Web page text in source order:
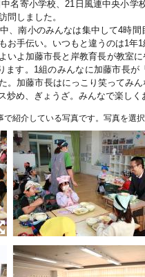
名寄小学校、21日風連中央小
問しました。
、南小のみんなは集中して4時
お手伝い。いつもと違うのは1
いよ加藤市長と岸教育長が教室
ます。1組のみんなに加藤市長
。加藤市長はにっこり笑ってみ
炒め、ぎょうざ。みんなで楽しく
で紹介している写真です。写真を選